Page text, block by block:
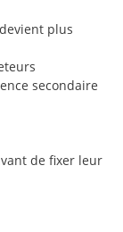
plus
secondaire
de fixer leur